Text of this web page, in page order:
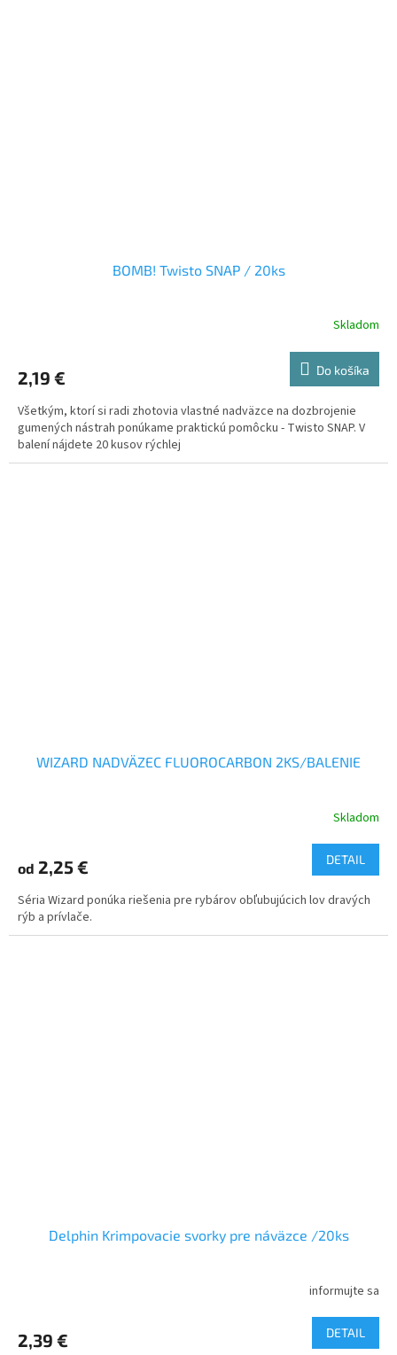
BOMB! Twisto SNAP / 20ks
Skladom
2,19 € Do košíka
Všetkým, ktorí si radi zhotovia vlastné nadväzce na dozbrojenie
gumených nástrah ponúkame praktickú pomôcku - Twisto SNAP. V
balení nájdete 20 kusov rýchlej
WIZARD NADVÄZEC FLUOROCARBON 2KS/BALENIE
Skladom
od 2,25 € DETAIL
Séria Wizard ponúka riešenia pre rybárov obľubujúcich lov dravých
rýb a prívlače.
Delphin Krimpovacie svorky pre náväzce /20ks
informujte sa
2,39 € DETAIL